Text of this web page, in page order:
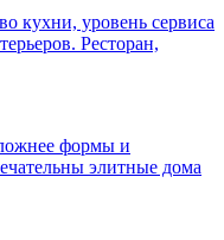
кухни, уровень сервиса
Ресторан,
формы и
элитные дома